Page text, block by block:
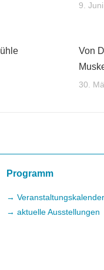
9.
Von
30.
Programm
→ Veranstaltungskalender
→ aktuelle Ausstellungen